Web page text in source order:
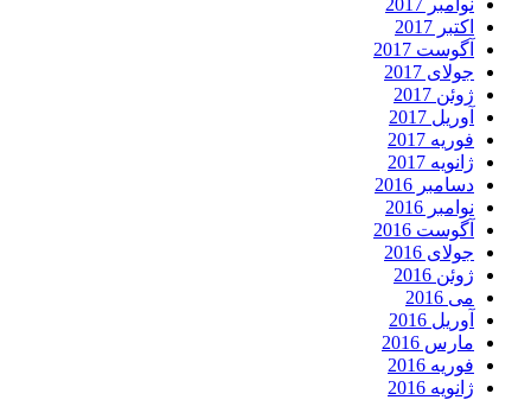
نوامبر 2017
اکتبر 2017
آگوست 2017
جولای 2017
ژوئن 2017
آوریل 2017
فوریه 2017
ژانویه 2017
دسامبر 2016
نوامبر 2016
آگوست 2016
جولای 2016
ژوئن 2016
می 2016
آوریل 2016
مارس 2016
فوریه 2016
ژانویه 2016